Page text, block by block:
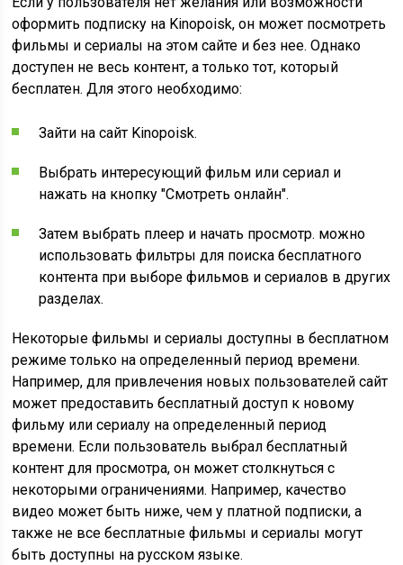
оформить подписку на Kinopoisk, он может посмотреть
фильмы и сериалы на этом сайте и без нее. Однако
доступен не весь контент, а только тот, который
бесплатен. Для этого необходимо:
Зайти на сайт Kinopoisk.
Выбрать интересующий фильм или сериал и
нажать на кнопку "Смотреть онлайн".
Затем выбрать плеер и начать просмотр. можно
использовать фильтры для поиска бесплатного
контента при выборе фильмов и сериалов в других
разделах.
Некоторые фильмы и сериалы доступны в бесплатном
режиме только на определенный период времени.
Например, для привлечения новых пользователей сайт
может предоставить бесплатный доступ к новому
фильму или сериалу на определенный период
времени. Если пользователь выбрал бесплатный
контент для просмотра, он может столкнуться с
некоторыми ограничениями. Например, качество
видео может быть ниже, чем у платной подписки, а
также не все бесплатные фильмы и сериалы могут
быть доступны на русском языке.